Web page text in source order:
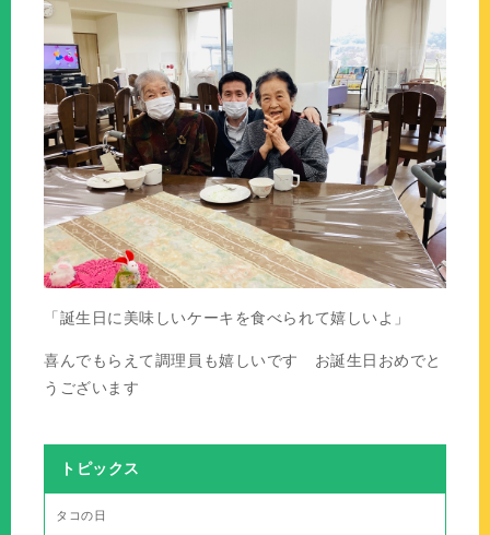
「誕生日に美味しいケーキを食べられて嬉しいよ」
喜んでもらえて調理員も嬉しいです お誕生日おめでと
うございます
トピックス
タコの日